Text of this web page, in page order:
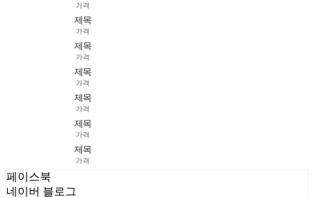
가격
제목
가격
제목
가격
제목
가격
제목
가격
제목
가격
제목
가격
페이스북
네이버 블로그